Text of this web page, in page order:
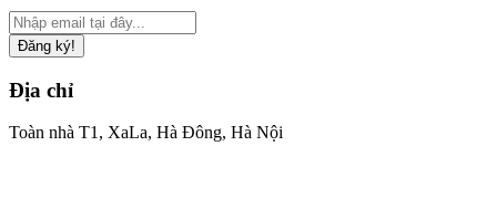
Đăng ký!
Địa chỉ
Toàn nhà T1, XaLa, Hà Đông, Hà Nội